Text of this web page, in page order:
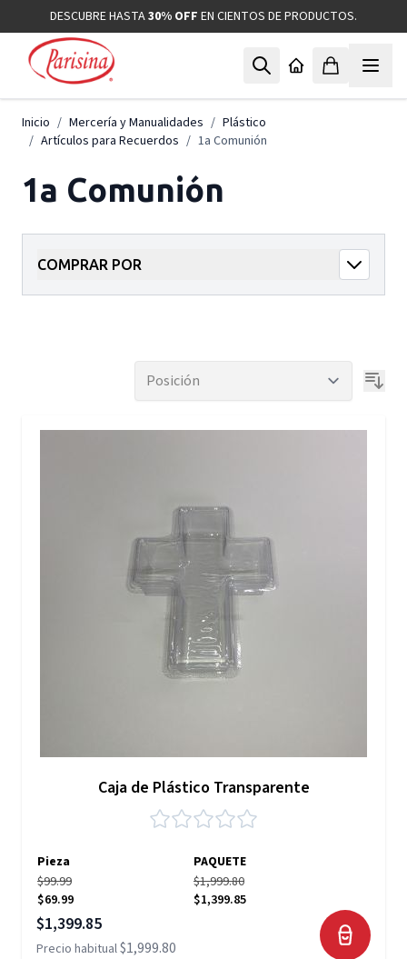
Ir al contenidoDESCUBRE HASTA30% OFF EN CIENTOS DE PRODUCTOS.
Inicio / Mercería y Manualidades / Plástico
/ Artículos para Recuerdos / 1a Comunión
1a Comunión
COMPRAR POR
Caja de Plástico Transparente
Pieza
PAQUETE
$99.99
$69.99
$1,999.80
$1,399.85
Precio especial
$1,399.85
Precio habitual$1,999.80